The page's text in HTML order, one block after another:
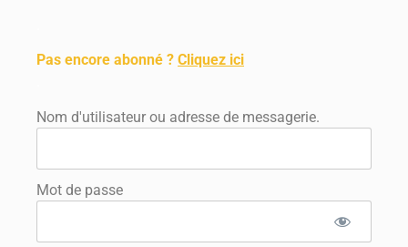
Pas encore abonné ? Cliquez ici
Nom d'utilisateur ou adresse de messagerie.
Mot de passe